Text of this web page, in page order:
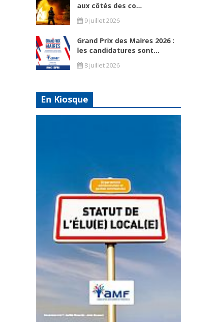
aux côtés des co...
9 juillet 2026
Grand Prix des Maires 2026 :
les candidatures sont...
8 juillet 2026
En Kiosque